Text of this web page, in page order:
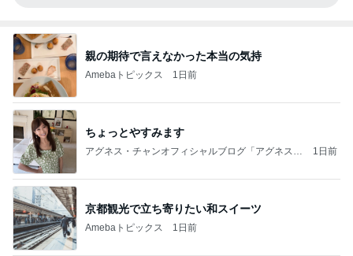
親の期待で言えなかった本当の気持
Amebaトピックス 1日前
ちょっとやすみます
アグネス・チャンオフィシャルブログ「アグネスち
1日前
京都観光で立ち寄りたい和スイーツ
Amebaトピックス 1日前